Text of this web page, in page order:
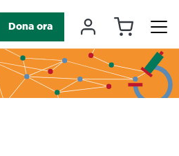
principale
Dona ora Il mioCarrello